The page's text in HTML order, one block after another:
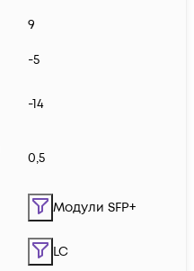
9
-5
-14
0,5
Модули SFP+
LC